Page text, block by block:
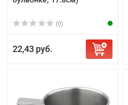
(0)
22,43 руб.